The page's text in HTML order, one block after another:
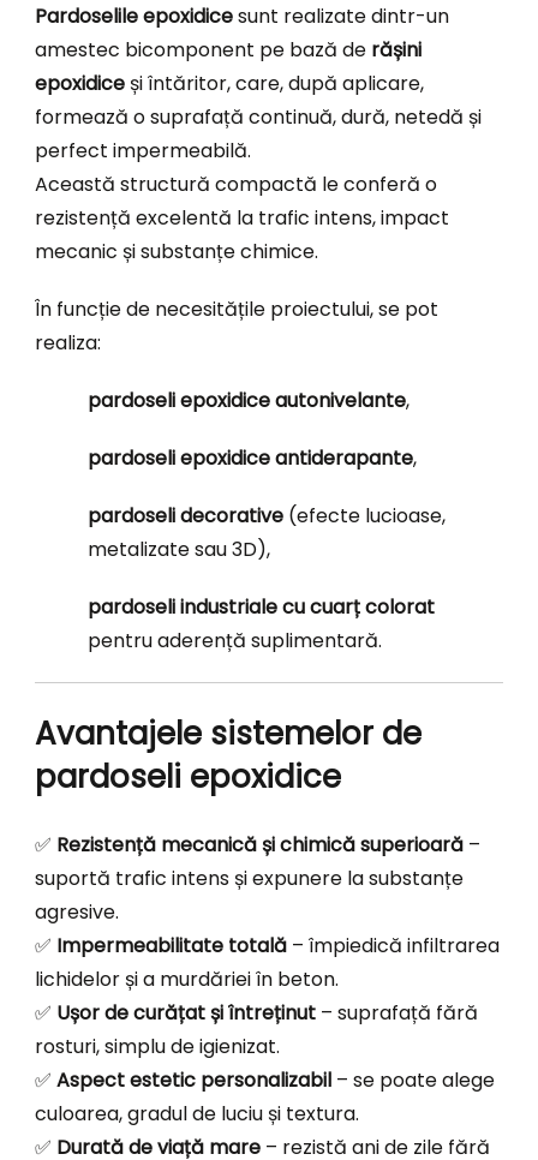
Pardoselile epoxidicesunt realizate dintr-un
amestec bicomponent pe bază de rășini
epoxidiceși întăritor, care, după aplicare,
formează o suprafață continuă, dură, netedă și
perfect impermeabilă.
Această structură compactă le conferă o
rezistență excelentă la trafic intens, impact
mecanic și substanțe chimice.
În funcție de necesitățile proiectului, se pot
realiza:
pardoseli epoxidice autonivelante,
pardoseli epoxidice antiderapante,
pardoseli decorative (efecte lucioase,
metalizate sau 3D),
pardoseli industriale cu cuarț colorat
pentru aderență suplimentară.
Avantajele sistemelor de
pardoseli epoxidice
✅ Rezistență mecanică și chimică superioară –
suportă trafic intens și expunere la substanțe
agresive.
✅ Impermeabilitate totală – împiedică infiltrarea
lichidelor și a murdăriei în beton.
✅ Ușor de curățat și întreținut – suprafață fără
rosturi, simplu de igienizat.
✅ Aspect estetic personalizabil – se poate alege
culoarea, gradul de luciu și textura.
✅ Durată de viață mare – rezistă ani de zile fără